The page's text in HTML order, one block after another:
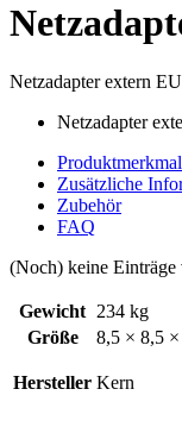
Netzadapter extern EU
Netzadapter
Zusätzliche
Zubehör
FAQ
(Noch) keine Einträge
Gewicht 234 kg
Größe
8,5 × 8,5
Hersteller Kern